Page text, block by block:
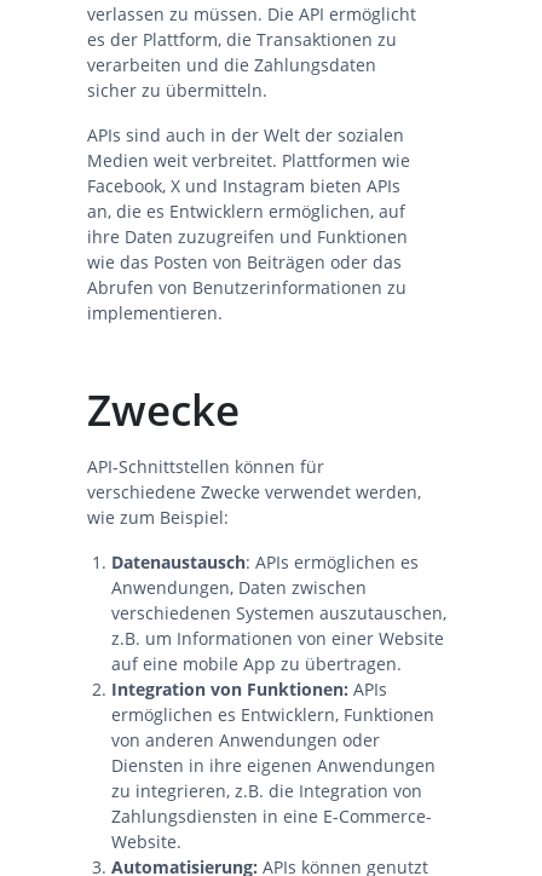
verlassen zu müssen. Die API ermöglicht
es der Plattform, die Transaktionen zu
verarbeiten und die Zahlungsdaten
sicher zu übermitteln.
APIs sind auch in der Welt der sozialen
Medien weit verbreitet. Plattformen wie
Facebook, X und Instagram bieten APIs
an, die es Entwicklern ermöglichen, auf
ihre Daten zuzugreifen und Funktionen
wie das Posten von Beiträgen oder das
Abrufen von Benutzerinformationen zu
implementieren.
Zwecke
API-Schnittstellen können für
verschiedene Zwecke verwendet werden,
wie zum Beispiel:
Datenaustausch: APIs ermöglichen es
Anwendungen, Daten zwischen
verschiedenen Systemen auszutauschen,
z.B. um Informationen von einer Website
auf eine mobile App zu übertragen.
Integration von Funktionen: APIs
ermöglichen es Entwicklern, Funktionen
von anderen Anwendungen oder
Diensten in ihre eigenen Anwendungen
zu integrieren, z.B. die Integration von
Zahlungsdiensten in eine E-Commerce-
Website.
Automatisierung: APIs können genutzt